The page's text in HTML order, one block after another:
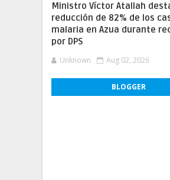
Ministro Víctor Atallah
reducción de 82% de los
malaria en Azua durante
por DPS
Unknown Aug 02, 2026
BLOGGER